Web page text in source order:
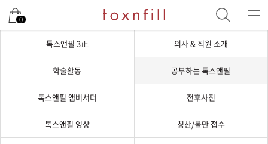
0
톡스앤필 3正 의사 & 직원 소개
학술활동 공부하는 톡스앤필
톡스앤필 앰버서더 전후사진
톡스앤필 영상 칭찬/불만 접수